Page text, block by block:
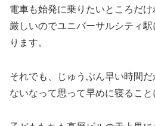
電車も始発に乗りたいところだ
厳しいのでユニバーサルシティ
ります。
それでも、じゅうぶん早い時間だ
ないなって思って早めに寝ること